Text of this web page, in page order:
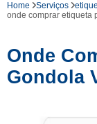
Home Serviços
onde comprar etiqueta
Onde
Gondola